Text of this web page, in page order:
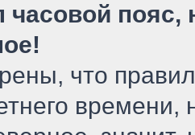
часовой пояс,
что